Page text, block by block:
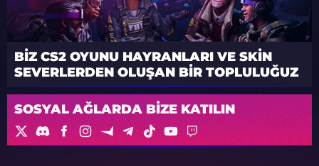
BIZ CS2 OYUNU HAYRANLARI VE SKIN
SEVERLERDEN OLUŞAN BIR TOPLULUĞUZ
SOSYAL AĞLARDA BIZE KATILIN